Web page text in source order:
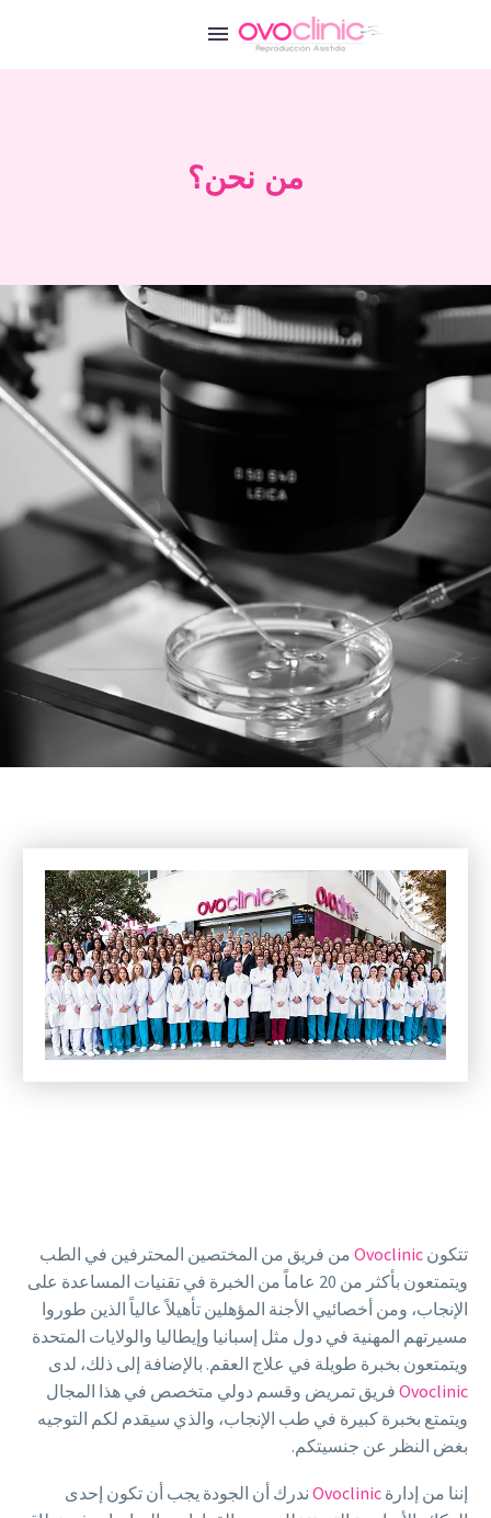
من نحن؟
تتكون Ovoclinic من فريق من المختصين المحترفين في الطب
ويتمتعون بأكثر من 20 عاماً من الخبرة في تقنيات المساعدة على
الإنجاب، ومن أخصائيي الأجنة المؤهلين تأهيلاً عالياً الذين طوروا
مسيرتهم المهنية في دول مثل إسبانيا وإيطاليا والولايات المتحدة
ويتمتعون بخبرة طويلة في علاج العقم. بالإضافة إلى ذلك، لدى
Ovoclinic فريق تمريض وقسم دولي متخصص في هذا المجال
ويتمتع بخبرة كبيرة في طب الإنجاب، والذي سيقدم لكم التوجيه
بغض النظر عن جنسيتكم.
إننا من إدارة Ovoclinic ندرك أن الجودة يجب أن تكون إحدى